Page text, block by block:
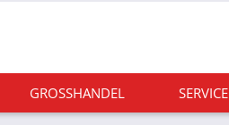
GROSSHANDEL